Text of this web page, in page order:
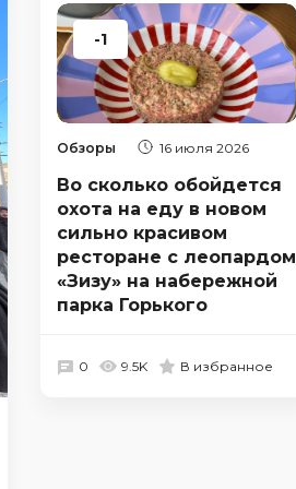
-1
Обзоры 16 июля 2026
Во сколько обойдется
охота на еду в новом
сильно красивом
ресторане с леопардом
«Зизу» на набережной
парка Горького
0 9.5K В избранное